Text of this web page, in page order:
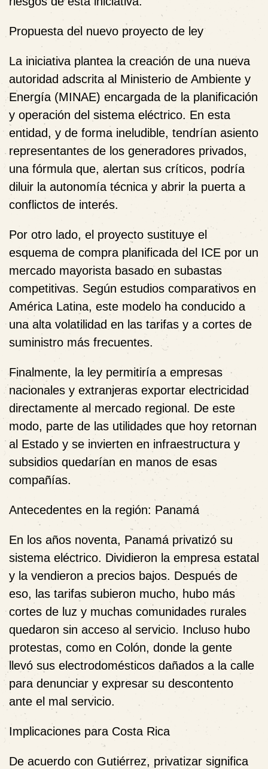
Propuesta del nuevo proyecto de ley
La iniciativa plantea la creación de una nueva
autoridad adscrita al Ministerio de Ambiente y
Energía (MINAE) encargada de la planificación
y operación del sistema eléctrico. En esta
entidad, y de forma ineludible, tendrían asiento
representantes de los generadores privados,
una fórmula que, alertan sus críticos, podría
diluir la autonomía técnica y abrir la puerta a
conflictos de interés.
Por otro lado, el proyecto sustituye el
esquema de compra planificada del ICE por un
mercado mayorista basado en subastas
competitivas. Según estudios comparativos en
América Latina, este modelo ha conducido a
una alta volatilidad en las tarifas y a cortes de
suministro más frecuentes.
Finalmente, la ley permitiría a empresas
nacionales y extranjeras exportar electricidad
directamente al mercado regional. De este
modo, parte de las utilidades que hoy retornan
al Estado y se invierten en infraestructura y
subsidios quedarían en manos de esas
compañías.
Antecedentes en la región: Panamá
En los años noventa, Panamá privatizó su
sistema eléctrico. Dividieron la empresa estatal
y la vendieron a precios bajos. Después de
eso, las tarifas subieron mucho, hubo más
cortes de luz y muchas comunidades rurales
quedaron sin acceso al servicio. Incluso hubo
protestas, como en Colón, donde la gente
llevó sus electrodomésticos dañados a la calle
para denunciar y expresar su descontento
ante el mal servicio.
Implicaciones para Costa Rica
De acuerdo con Gutiérrez, privatizar significa